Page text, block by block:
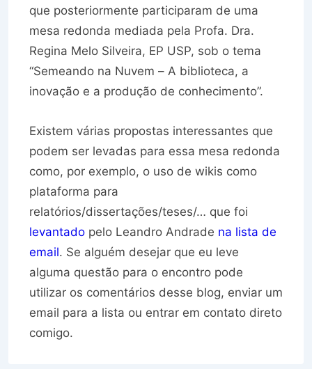
que posteriormente participaram de uma
mesa redonda mediada pela Profa. Dra.
Regina Melo Silveira, EP USP, sob o tema
“Semeando na Nuvem – A biblioteca, a
inovação e a produção de conhecimento”.
Existem várias propostas interessantes que
podem ser levadas para essa mesa redonda
como, por exemplo, o uso de wikis como
plataforma para
relatórios/dissertações/teses/… que foi
levantado pelo Leandro Andrade na lista de
email. Se alguém desejar que eu leve
alguma questão para o encontro pode
utilizar os comentários desse blog, enviar um
email para a lista ou entrar em contato direto
comigo.